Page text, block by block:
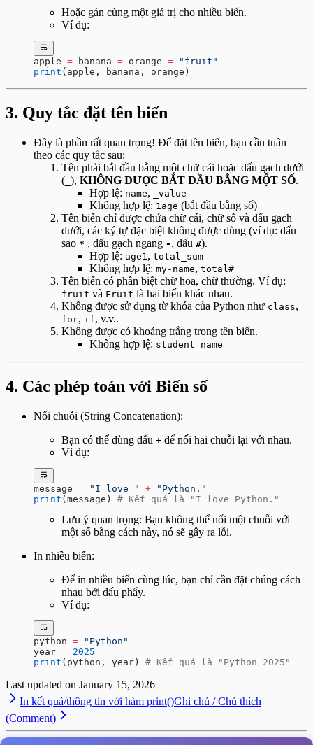
Hoặc gán cùng một giá trị cho nhiều biến.
Ví dụ:
apple = banana = orange = "fruit"
print (apple, banana, orange)
3. Quy tắc đặt tên biến
Đây là phần rất quan trọng! Để đặt tên biến, bạn cần tuân
theo các quy tắc sau:
Tên phải bắt đầu bằng một chữ cái hoặc dấu gạch dưới
( ), KHÔNG ĐƯỢC BẮT ĐẦU BẰNG MỘT SỐ.
Hợp lệ: name, _value
Không hợp lệ: 1age (bắt đầu bằng số)
Tên biến chỉ được chứa chữ cái, chữ số và dấu gạch
dưới, các ký tự đặc biệt không được dùng (ví dụ: dấu
sao * , dấu gạch ngang - , dấu #).
Hợp lệ: age1 , total_sum
Không hợp lệ: my-name, total#
Tên biến có phân biệt chữ hoa, chữ thường. Ví dụ:
fruit và Fruit là hai biến khác nhau.
Không được sử dụng từ khóa của Python như class,
for, if, v.v..
Không được có khoảng trắng trong tên biến.
Không hợp lệ: student name
4. Các phép toán với Biến số
Nối chuỗi (String Concatenation):
Bạn có thể dùng dấu + để nối hai chuỗi lại với nhau.
Ví dụ:
message = "I love " + "Python."
print (message) # Kết quả là "I love Python."
Lưu ý quan trọng: Bạn không thể nối một chuỗi với
một số bằng cách này, nó sẽ gây ra lỗi.
In nhiều biến:
Để in nhiều biến cùng lúc, bạn chỉ cần đặt chúng cách
nhau bởi dấu phẩy.
Ví dụ:
python = "Python"
year = 2025
print (python, year) # Kết quả là "Python 2025"
Last updated on January 15, 2026
In kết quả/thông tin với hàm print()Ghi chú / Chú thích
(Comment)